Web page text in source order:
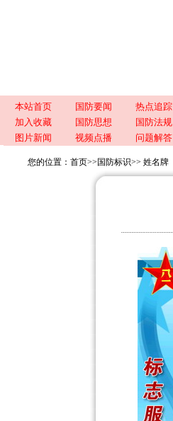
本站首页 国防要闻 热点追踪
加入收藏
国防思想 国防法规
图片新闻
视频点播 问题解答
您的位置： 首页>> 国防标识>> 姓名牌